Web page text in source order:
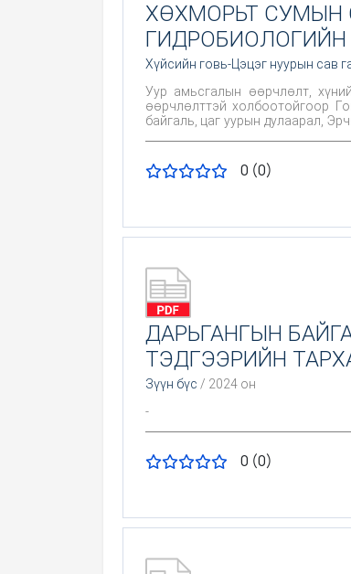
ХӨХМОРЬТ СУМЫН
Хүйсийн говь-Цэцэг нуурын сав
Уур амьсгалын өөрчлөлт,
өөрчлөлттэй холбоотойгоор
байгаль, цаг уурын дулаарал,
хэрэгжүүлэх үүднээс Сангийн
ухааны академийн Биологийн
0 (0)
ДАРЬГАНГЫН
ТЭДГЭЭРИЙН
Зүүн бүс / 2024 он
-
0 (0)